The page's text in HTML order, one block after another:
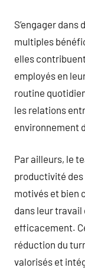
S’engager
multiples
elles
employés en
routine
les relations
environnement
Par ailleurs, le
productivité des
motivés et bien
dans leur
efficacement.
réduction du
valorisés et